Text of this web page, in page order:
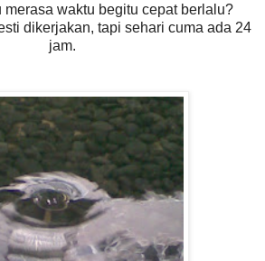
merasa waktu begitu cepat berlalu?
dikerjakan, tapi sehari cuma ada 24
jam.